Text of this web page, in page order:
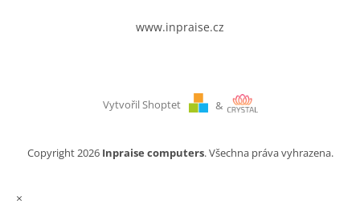
www.inpraise.cz
Vytvořil Shoptet &
Copyright 2026 Inpraise computers. Všechna práva vyhrazena.
×